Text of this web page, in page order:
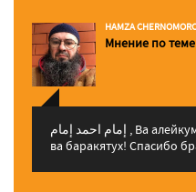
HAMZA
Мнение по теме
إمام احمد إمام , Ва алейкум ассалам ва рахматуЛлахи
ва баракятух! Спасибо